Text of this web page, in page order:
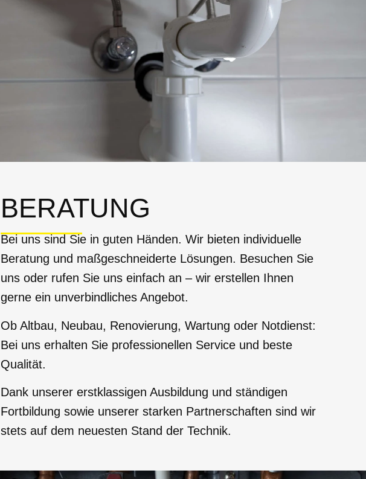
BERATUNG
Bei uns sind Sie in guten Händen. Wir bieten individuelle
Beratung und maßgeschneiderte Lösungen. Besuchen Sie
uns oder rufen Sie uns einfach an – wir erstellen Ihnen
gerne ein unverbindliches Angebot.
Ob Altbau, Neubau, Renovierung, Wartung oder Notdienst:
Bei uns erhalten Sie professionellen Service und beste
Qualität.
Dank unserer erstklassigen Ausbildung und ständigen
Fortbildung sowie unserer starken Partnerschaften sind wir
stets auf dem neuesten Stand der Technik.